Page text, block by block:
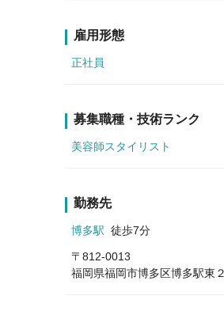
雇用形態
正社員
募集職種・技術ランク
美容師スタイリスト
勤務先
博多駅 徒歩7分
〒812-0013
福岡県福岡市博多区博多駅東